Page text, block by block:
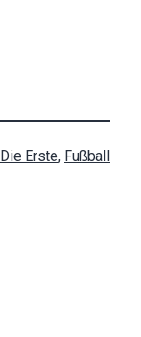
Die Erste, Fußball